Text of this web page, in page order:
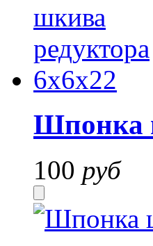
Шпонка
100 руб